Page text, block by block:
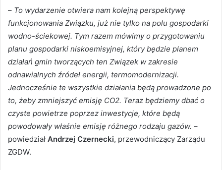
– To wydarzenie otwiera nam kolejną perspektywę
funkcjonowania Związku, już nie tylko na polu gospodarki
wodno-ściekowej. Tym razem mówimy o przygotowaniu
planu gospodarki niskoemisyjnej, który będzie planem
działań gmin tworzących ten Związek w zakresie
odnawialnych źródeł energii, termomodernizacji.
Jednocześnie te wszystkie działania będą prowadzone po
to, żeby zmniejszyć emisję CO2. Teraz będziemy dbać o
czyste powietrze poprzez inwestycje, które będą
powodowały właśnie emisję różnego rodzaju gazów. –
powiedział Andrzej Czernecki, przewodniczący Zarządu
ZGDW.